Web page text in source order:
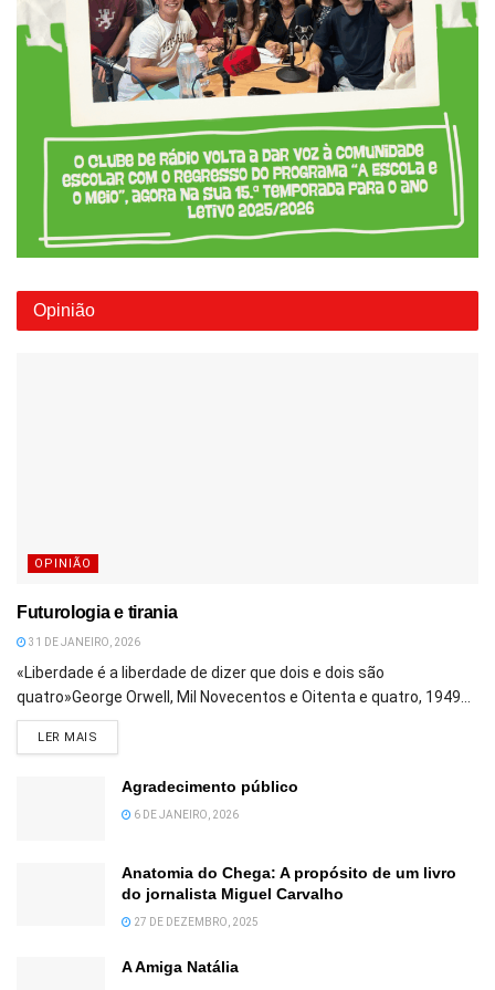
Opinião
OPINIÃO
Futurologia e tirania
31 DE JANEIRO, 2026
«Liberdade é a liberdade de dizer que dois e dois são
quatro»George Orwell, Mil Novecentos e Oitenta e quatro, 1949...
LER MAIS
Agradecimento público
6 DE JANEIRO, 2026
Anatomia do Chega: A propósito de um livro
do jornalista Miguel Carvalho
27 DE DEZEMBRO, 2025
A Amiga Natália